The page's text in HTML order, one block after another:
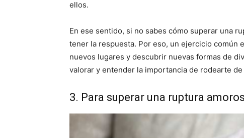
ellos.
En ese sentido, si no sabes cómo superar una
tener la respuesta. Por eso, un ejercicio común
nuevos lugares y descubrir nuevas formas de
valorar y entender la importancia de rodearte
3. Para superar una ruptura